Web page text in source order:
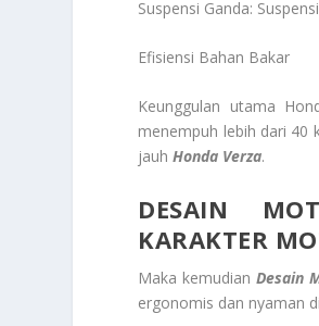
Suspensi Ganda:
Efisiensi Bahan Bakar
Keunggulan utama
menempuh lebih dari 40
jauh Honda Verza.
DESAIN
KARAKTER
Maka kemudian Desain
ergonomis dan nyaman